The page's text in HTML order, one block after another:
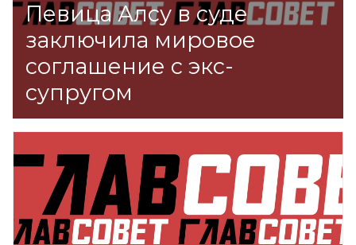
Певица Алсу в суде
заключила мировое
соглашение с экс-
супругом